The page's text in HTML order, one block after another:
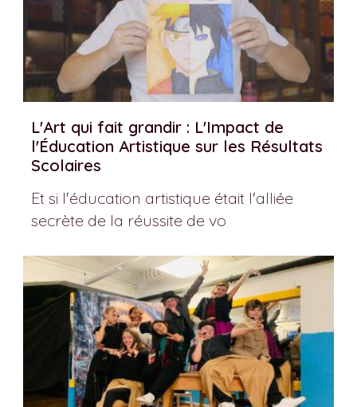
L'Art qui fait grandir : L'Impact de
l'Éducation Artistique sur les Résultats
Scolaires
Et si l'éducation artistique était l'alliée
secrète de la réussite de vo